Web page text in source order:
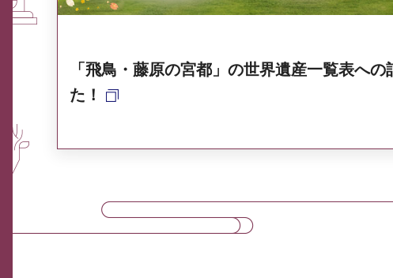
「飛鳥・藤原の宮都」の世界遺産一覧表へ
た！